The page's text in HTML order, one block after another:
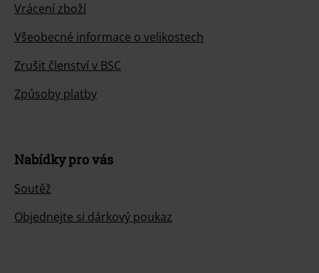
Vrácení zboží
Všeobecné informace o velikostech
Zrušit členství v BSC
Způsoby platby
Nabídky pro vás
Soutěž
Objednejte si dárkový poukaz